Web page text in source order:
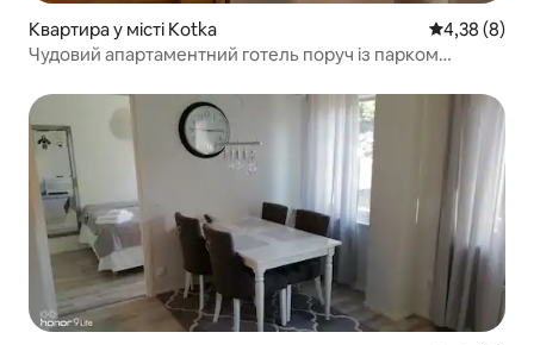
Квартира у місті Kotka Середня
4,38 (8)
Чудовий апартаментний готель поруч із парком